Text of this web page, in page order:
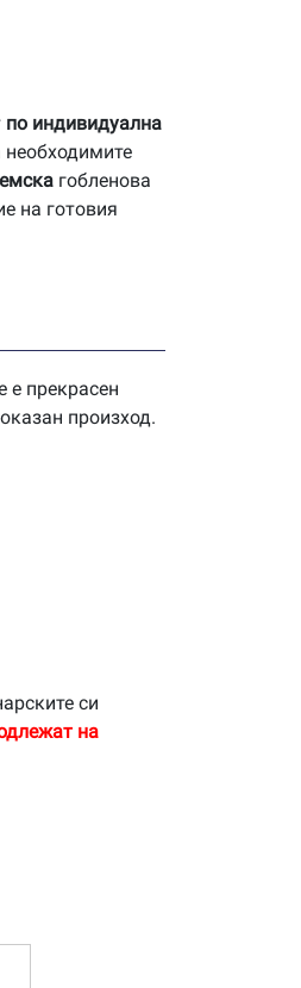
по индивидуална
гобленова
на готовия
е прекрасен
произход.
си
на